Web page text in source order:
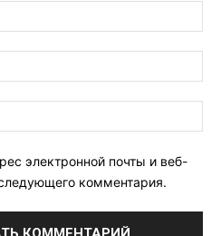
электронной почты и веб-
комментария.